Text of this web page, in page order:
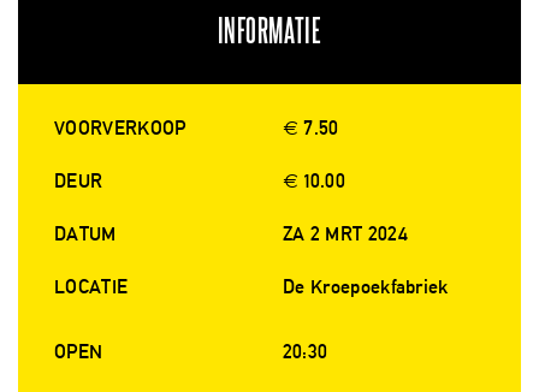
INFORMATIE
VOORVERKOOP € 7.50
DEUR € 10.00
DATUM ZA 2 MRT 2024
LOCATIE De Kroepoekfabriek
OPEN 20:30